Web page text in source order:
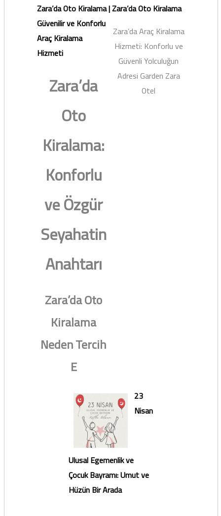
Zara’da Oto Kiralama |
Güvenilir ve Konforlu
Araç Kiralama
Hizmeti
Zara’da
Oto
Kiralama:
Konforlu
ve Özgür
Seyahatin
Anahtarı
Zara’da Oto
Kiralama
Neden Tercih
E
Zara’da Oto Kiralama
Zara’da Araç Kiralama
Hizmeti: Konforlu ve
Güvenli Yolculuğun
Adresi Garden Zara
Otel
23
Nisan
Ulusal Egemenlik ve
Çocuk Bayramı: Umut ve
Hüzün Bir Arada